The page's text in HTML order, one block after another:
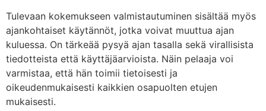
Tulevaan kokemukseen valmistautuminen sisältää myös
ajankohtaiset käytännöt, jotka voivat muuttua ajan
kuluessa. On tärkeää pysyä ajan tasalla sekä virallisista
tiedotteista että käyttäjäarvioista. Näin pelaaja voi
varmistaa, että hän toimii tietoisesti ja
oikeudenmukaisesti kaikkien osapuolten etujen
mukaisesti.